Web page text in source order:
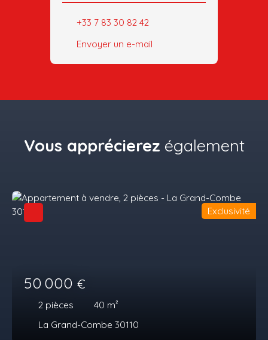
+33 7 83 30 82 42
Envoyer un e-mail
Vous apprécierez également
50 000 €
2 pièces 40 m²
La Grand-Combe 30110
Exclusivité